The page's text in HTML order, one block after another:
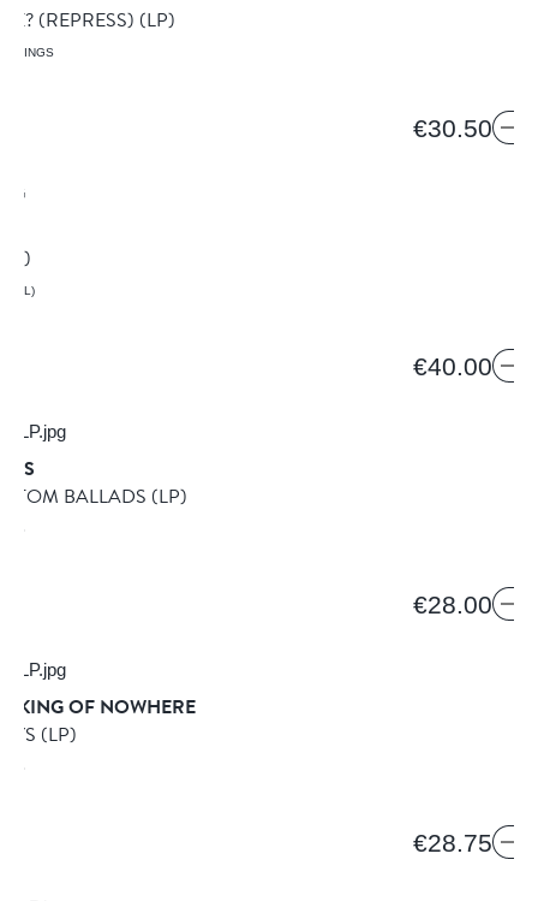
(REPRESS) (LP)
€30.50
€40.00
BALLADS (LP)
€28.00
KING OF NOWHERE
(LP)
€28.75